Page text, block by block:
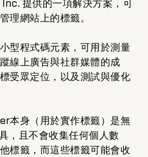
提供的一項解決方案，可
理網站上的標籤。
型程式碼元素，可用於測量
線上廣告與社群媒體的成
受眾定位，以及測試與優化
本身（用於實作標籤）是無
，且不會收集任何個人數
標籤，而這些標籤可能會收